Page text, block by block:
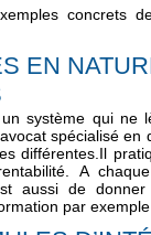
concrets
EN
système qui ne
spécialisé
différentes.Il
A
aussi de
par